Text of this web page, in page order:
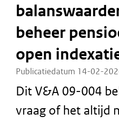
beheer
open
Publicatiedatum 14-02-
Dit V&A 09-004
vraag of het altijd